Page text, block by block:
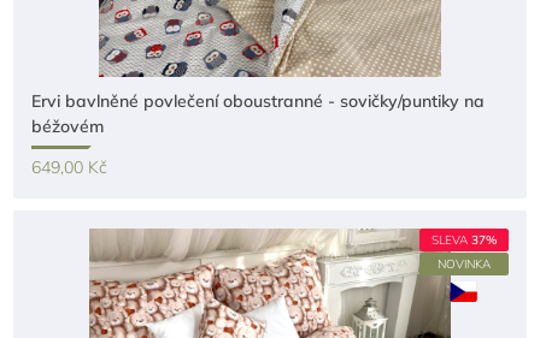
Ervi bavlněné povlečení oboustranné - sovičky/puntiky na
béžovém
649,00 Kč
SLEVA 37%
NOVINKA